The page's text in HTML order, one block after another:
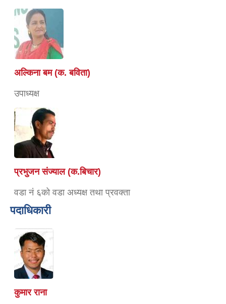
अल्किना बम (क. बविता)
उपाध्यक्ष
प्रभुजन संज्याल (क.बिचार)
वडा नं ६को वडा अध्यक्ष तथा प्रवक्ता
पदाधिकारी
कुमार राना